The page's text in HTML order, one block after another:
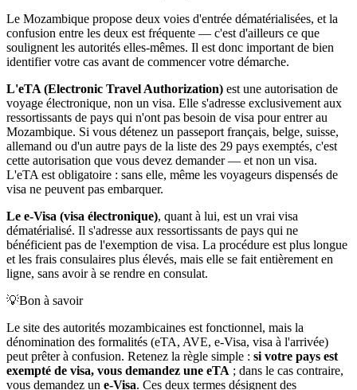
Le Mozambique propose deux voies d'entrée dématérialisées, et la
confusion entre les deux est fréquente — c'est d'ailleurs ce que
soulignent les autorités elles-mêmes. Il est donc important de bien
identifier votre cas avant de commencer votre démarche.
L'eTA (Electronic Travel Authorization) est une autorisation de
voyage électronique, non un visa. Elle s'adresse exclusivement aux
ressortissants de pays qui n'ont pas besoin de visa pour entrer au
Mozambique. Si vous détenez un passeport français, belge, suisse,
allemand ou d'un autre pays de la liste des 29 pays exemptés, c'est
cette autorisation que vous devez demander — et non un visa.
L'eTA est obligatoire : sans elle, même les voyageurs dispensés de
visa ne peuvent pas embarquer.
Le e-Visa (visa électronique), quant à lui, est un vrai visa
dématérialisé. Il s'adresse aux ressortissants de pays qui ne
bénéficient pas de l'exemption de visa. La procédure est plus longue
et les frais consulaires plus élevés, mais elle se fait entièrement en
ligne, sans avoir à se rendre en consulat.
💡Bon à savoir
Le site des autorités mozambicaines est fonctionnel, mais la
dénomination des formalités (eTA, AVE, e-Visa, visa à l'arrivée)
peut prêter à confusion. Retenez la règle simple : si votre pays est
exempté de visa, vous demandez une eTA ; dans le cas contraire,
vous demandez un e-Visa. Ces deux termes désignent des